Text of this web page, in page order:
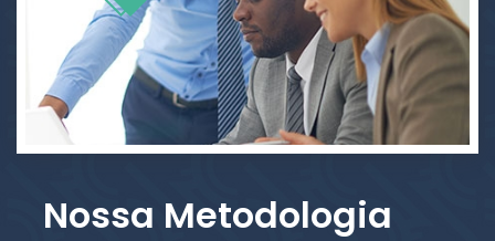
Nossa Metodologia